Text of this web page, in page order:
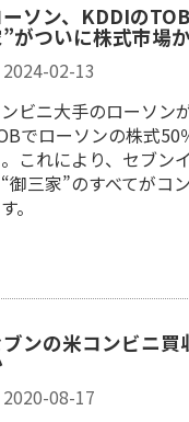
ソン、KDDIの
がついに株式市場
2024-02-13
ビニ大手のローソン
でローソンの株式50
これにより、セブン
御三家”のすべてがコ
。
ンの米コンビニ買
2020-08-17